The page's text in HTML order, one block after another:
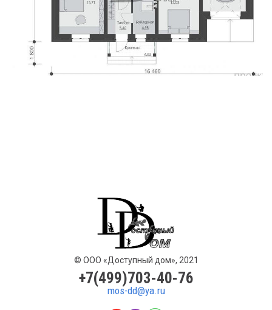
© ООО «Доступный дом», 2021
+7(499)703-40-76
mos-dd@ya.ru